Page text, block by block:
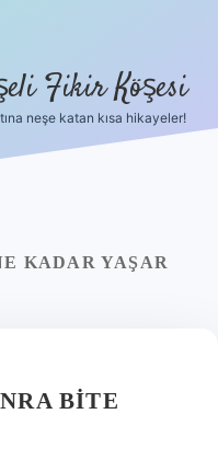
Fikir Köşesi
neşe katan kısa hikayeler!
KADAR YAŞAR
BITE